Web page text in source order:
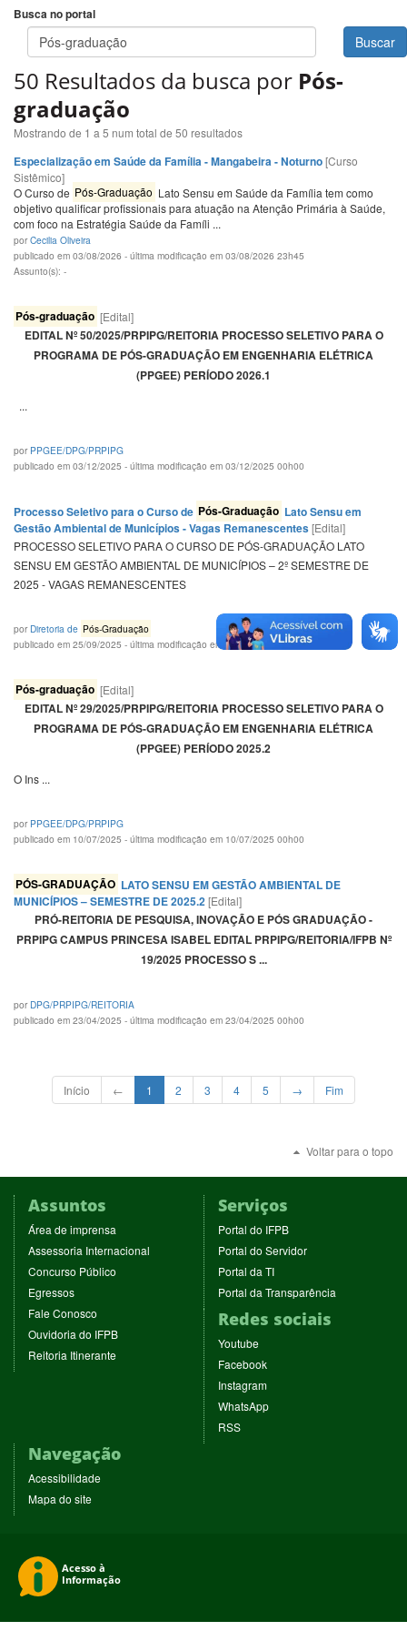
Busca no portal
Buscar
50 Resultados da busca por Pós-
graduação
Mostrando de 1 a 5 num total de 50 resultados
Especialização em Saúde da Família - Mangabeira - Noturno[Curso
Sistêmico]
O Curso de Pós-Graduação Lato Sensu em Saúde da Família tem como
objetivo qualificar profissionais para atuação na Atenção Primária à Saúde,
com foco na Estratégia Saúde da Famíli ...
porCecilia Oliveira
publicado em 03/08/2026 - última modificação em 03/08/2026 23h45
Assunto(s): -
Pós-graduação [Edital]
EDITAL Nº 50/2025/PRPIPG/REITORIA PROCESSO SELETIVO PARA O
PROGRAMA DE PÓS-GRADUAÇÃO EM ENGENHARIA ELÉTRICA
(PPGEE) PERÍODO 2026.1
...
por PPGEE/DPG/PRPIPG
publicado em 03/12/2025 - última modificação em 03/12/2025 00h00
Processo Seletivo para o Curso de Pós-Graduação Lato Sensu em
Gestão Ambiental de Municípios - Vagas Remanescentes[Edital]
PROCESSO SELETIVO PARA O CURSO DE PÓS-GRADUAÇÃO LATO
SENSU EM GESTÃO AMBIENTAL DE MUNICÍPIOS – 2º SEMESTRE DE
2025 - VAGAS REMANESCENTES
por Diretoria de Pós-Graduação
publicado em 25/09/2025 - última modificação em 25/09/2025 00h00
Pós-graduação [Edital]
EDITAL Nº 29/2025/PRPIPG/REITORIA PROCESSO SELETIVO PARA O
PROGRAMA DE PÓS-GRADUAÇÃO EM ENGENHARIA ELÉTRICA
(PPGEE) PERÍODO 2025.2
O Ins ...
por PPGEE/DPG/PRPIPG
publicado em 10/07/2025 - última modificação em 10/07/2025 00h00
PÓS-GRADUAÇÃO LATO SENSU EM GESTÃO AMBIENTAL DE
MUNICÍPIOS – SEMESTRE DE 2025.2[Edital]
PRÓ-REITORIA DE PESQUISA, INOVAÇÃO E PÓS GRADUAÇÃO -
PRPIPG CAMPUS PRINCESA ISABEL EDITAL PRPIPG/REITORIA/IFPB Nº
19/2025 PROCESSO S ...
por DPG/PRPIPG/REITORIA
publicado em 23/04/2025 - última modificação em 23/04/2025 00h00
Início ← 1 2 3 4 5 → Fim
Voltar para o topo
Assuntos
Área de imprensa
em
nova
Assessoria Internacional
Concurso Público
Egressos(abre
nova
janela)
Fale Conosco
em
nova
janela)
Ouvidoria do IFPB(abre
Reitoria Itinerante(abre
Serviços
Portal do IFPB(abre
em
nova
Portal do Servidor(abre
janela)
Portal da TI(abre
nova
janela)
Portal da Transparência
Redes sociais
Youtube(abre
em
nova
janela)
Facebook(abre
nova
janela)
Instagram(abre
nova
WhatsApp(abre
RSS(abre
Navegação
Acessibilidade
Mapa do site